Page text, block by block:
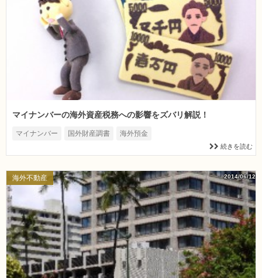
マイナンバーの海外資産税務への影響をズバリ解説！
マイナンバー 国外財産調書 海外預金
続きを読む
海外不動産 2014/06/12